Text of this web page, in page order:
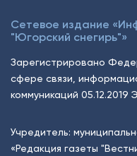
Сетевое издание
"Югорский снегирь"»
Зарегистрировано
сфере связи,
коммуникаций
Учредитель:
«Редакция газеты